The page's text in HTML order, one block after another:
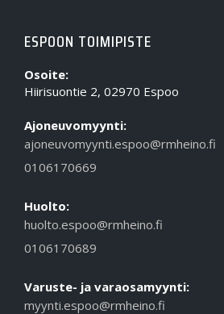
ESPOON TOIMIPISTE
Osoite:
Hiirisuontie 2, 02970 Espoo
Ajoneuvomyynti:
ajoneuvomyynti.espoo@rmheino.fi
0106170669
Huolto:
huolto.espoo@rmheino.fi
0106170689
Varuste- ja varaosamyynti:
myynti.espoo@rmheino.fi